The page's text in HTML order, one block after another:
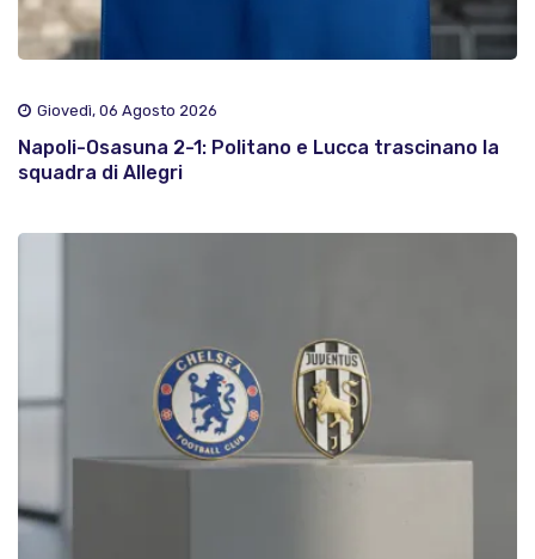
Giovedì, 06 Agosto 2026
Napoli-Osasuna 2-1: Politano e Lucca trascinano la
squadra di Allegri